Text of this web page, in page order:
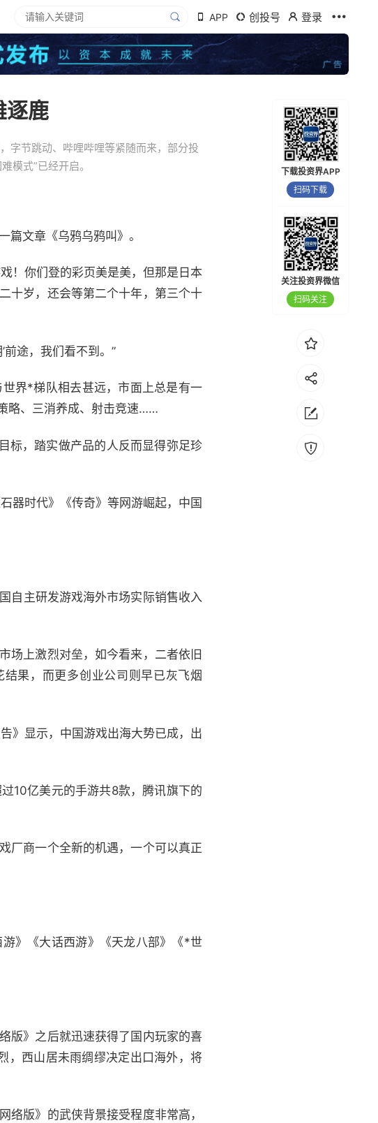
APP 创投号 登录
逐鹿
字节跳动、哔哩哔哩等紧随而来，部分投
模式”已经开启。
文章《乌鸦乌鸦叫》。
！你们登的彩页美是美，但那是日本
十岁，还会等第二个十年，第三个十
前途，我们看不到。”
界*梯队相去甚远，市面上总是有一
略、三消养成、射击竞速……
标，踏实做产品的人反而显得弥足珍
器时代》《传奇》等网游崛起，中国
自主研发游戏海外市场实际销售收入
场上激烈对垒，如今看来，二者依旧
果，而更多创业公司则早已灰飞烟
》显示，中国游戏出海大势已成，出
10亿美元的手游共8款，腾讯旗下的
厂商一个全新的机遇，一个可以真正
》《大话西游》《天龙八部》《*世
版》之后就迅速获得了国内玩家的喜
，西山居未雨绸缪决定出口海外，将
版》的武侠背景接受程度非常高，
下载投资界APP
扫码下载
关注投资界微信
扫码关注